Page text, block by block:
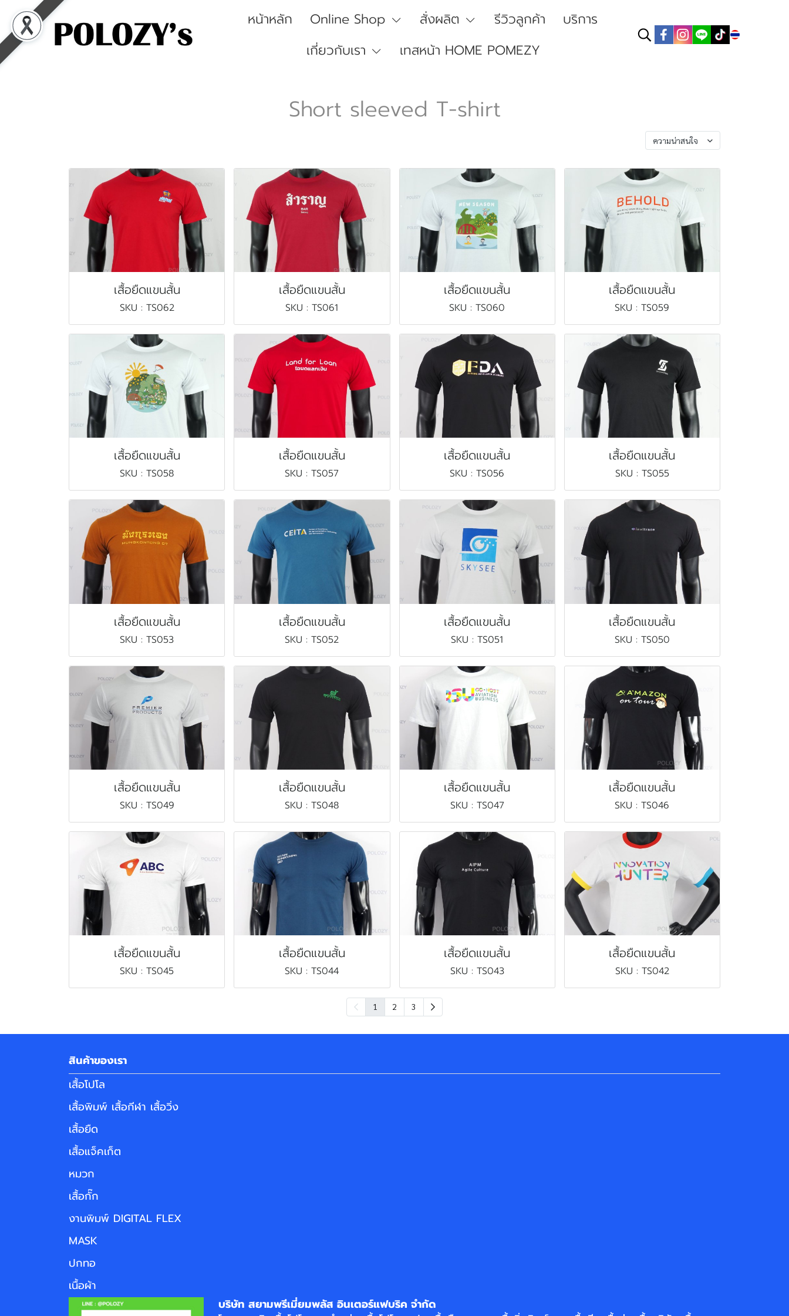
หน้าหลัก Online Shop สั่งผลิต รีวิวลูกค้า
บริการ
เกี่ยวกับเรา
เทสหน้า HOME POMEZY
Short sleeved T-shirt
ความน่าสนใจ
เสื้อยืดแขนสั้น
SKU : TS062
เสื้อยืดแขนสั้น
SKU : TS061
เสื้อยืดแขนสั้น
SKU : TS060
เสื้อยืดแขนสั้น
SKU : TS059
เสื้อยืดแขนสั้น
SKU : TS058
เสื้อยืดแขนสั้น
SKU : TS057
เสื้อยืดแขนสั้น
SKU : TS056
เสื้อยืดแขนสั้น
SKU : TS055
เสื้อยืดแขนสั้น
SKU : TS053
เสื้อยืดแขนสั้น
SKU : TS052
เสื้อยืดแขนสั้น
SKU : TS051
เสื้อยืดแขนสั้น
SKU : TS050
เสื้อยืดแขนสั้น
SKU : TS049
เสื้อยืดแขนสั้น
SKU : TS048
เสื้อยืดแขนสั้น
SKU : TS047
เสื้อยืดแขนสั้น
SKU : TS046
เสื้อยืดแขนสั้น
SKU : TS045
เสื้อยืดแขนสั้น
SKU : TS044
เสื้อยืดแขนสั้น
SKU : TS043
เสื้อยืดแขนสั้น
SKU : TS042
1 2 3
สินค้าของเรา
เสื้อโปโล
เสื้อพิมพ์ เสื้อกีฬา เสื้อวิ่ง
เสื้อยืด
เสื้อแจ็คเก็ต
หมวก
เสื้อกั๊ก
งานพิมพ์ DIGITAL FLEX
MASK
ปกทอ
เนื้อผ้า
บริษัท สยามพรีเมี่ยมพลัส อินเตอร์แฟบริค จำกัด